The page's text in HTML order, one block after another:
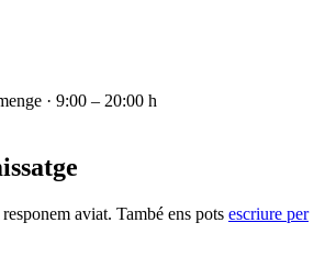
· 9:00 – 20:00 h
aviat. També ens pots escriure per